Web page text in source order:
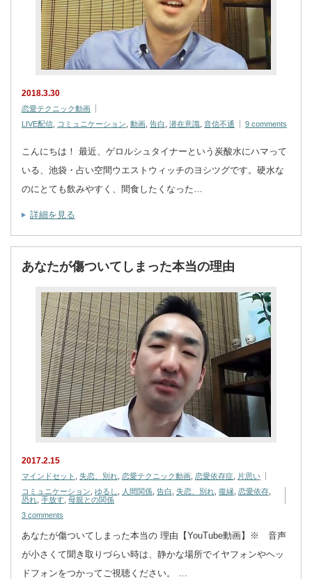
2018.3.30
恋愛テクニック動画
LIVE配信
コミュニケーション 動画 告白 潜在意識 音信不通 9 comments
こんにちは！ 最近、ゲロルシュタイナーという炭酸水にハマって
いる、池袋・占い空間ウエストウィッチのヨシツグです。硬水な
のにとても飲みやすく、間食したくなった…
詳細を見る
あなたが傷ついてしまった本当の理由
2017.2.15
マインドセット 失恋、別れ 恋愛テクニック動画 恋愛依存症
片思い
コミュニケーション ゆるし 人間関係 告白 失恋、別れ 復縁 恋愛依存
恐れ 手放す 母親との関係
3 comments
あなたが傷ついてしまった本当の 理由【YouTube動画】※ 音声
が小さくて聞き取りづらい時は、静かな場所でイヤフォンやヘッ
ドフォンをつかってご視聴ください。 …